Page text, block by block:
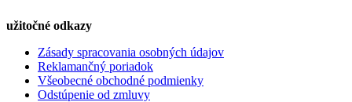
užitočné odkazy
Zásady spracovania osobných údajov
Reklamančný poriadok
Všeobecné obchodné podmienky
Odstúpenie od zmluvy